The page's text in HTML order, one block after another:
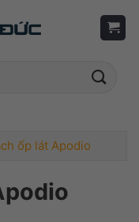
ốp lát Apodio